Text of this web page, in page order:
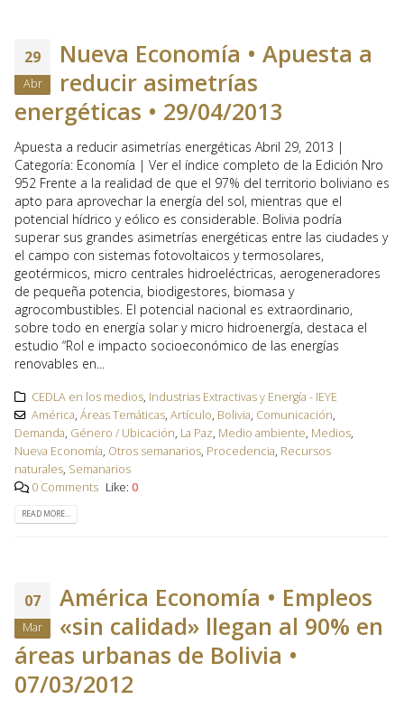
29
Abr
Nueva Economía • Apuesta a
reducir asimetrías
energéticas • 29/04/2013
Apuesta a reducir asimetrías energéticas Abril 29, 2013 |
Categoría: Economía | Ver el índice completo de la Edición Nro
952 Frente a la realidad de que el 97% del territorio boliviano es
apto para aprovechar la energía del sol, mientras que el
potencial hídrico y eólico es considerable. Bolivia podría
superar sus grandes asimetrías energéticas entre las ciudades y
el campo con sistemas fotovoltaicos y termosolares,
geotérmicos, micro centrales hidroeléctricas, aerogeneradores
de pequeña potencia, biodigestores, biomasa y
agrocombustibles. El potencial nacional es extraordinario,
sobre todo en energía solar y micro hidroenergía, destaca el
estudio “Rol e impacto socioeconómico de las energías
renovables en...
CEDLA en los medios, Industrias Extractivas y Energía - IEYE
América, Áreas Temáticas, Artículo, Bolivia, Comunicación,
Demanda, Género / Ubicación, La Paz, Medio ambiente, Medios,
Nueva Economía, Otros semanarios, Procedencia, Recursos
naturales, Semanarios
0 Comments Like: 0
READ MORE...
07
Mar
América Economía • Empleos
«sin calidad» llegan al 90% en
áreas urbanas de Bolivia •
07/03/2012